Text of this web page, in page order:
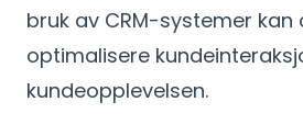
bruk av CRM-systemer kan
optimalisere
kundeopplevelsen.